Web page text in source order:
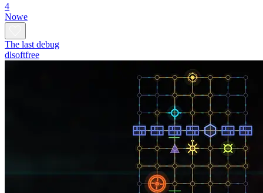
4
Nowe
The last debug
dlsoftfree